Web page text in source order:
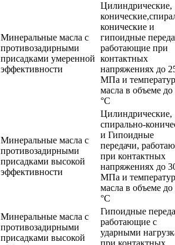
Минеральные масла с
противозадирными
присадками умеренной
эффективности
Цилиндрические,
конические и
гипоидные
работающие при
контактных
напряжениях до
МПа и
масла в объеме до
°С
Минеральные масла с
противозадирными
присадками высокой
эффективности
Цилиндрические,
спирально-
и Гипоидные
передачи,
при контактных
напряжениях до
МПа и
масла в объеме до
°С
Минеральные масла с
противозадирными
присадками высокой
Гипоидные
работающие с
ударными